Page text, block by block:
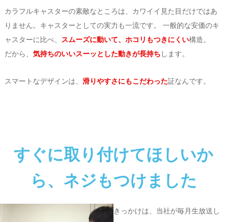
カラフルキャスターの素敵なところは、カワイイ見た目だけではあ
りません。キャスターとしての実力も一流です。 一般的な安価のキ
ャスターに比べ、 スムーズに動いて、ホコリもつきにくい構造。
だから、 気持ちのいいスーッとした動きが長持ち します。
スマートなデザインは、 滑りやすさにもこだわった証なんです。
すぐに取り付けてほしいか
ら、ネジもつけました
きっかけは、当社が毎月生放送し